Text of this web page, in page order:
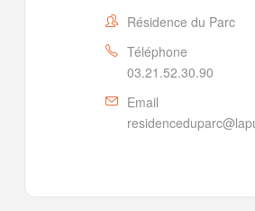
Résidence du Parc
Téléphone
03.21.52.30.90
Email